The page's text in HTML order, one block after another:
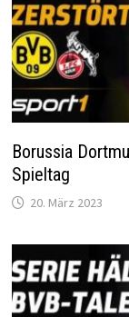
Borussia
Spieltag
20. März 2023